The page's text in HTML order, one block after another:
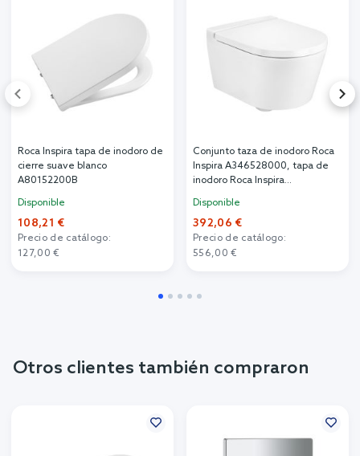
Roca Inspira tapa de inodoro de
cierre suave blanco
A80152200B
Disponible
108,21 €
Precio de catálogo:
127,00 €
Conjunto taza de inodoro Roca
Inspira A346528000, tapa de
inodoro Roca Inspira
Disponible
392,06 €
Precio de catálogo:
556,00 €
Otros clientes también compraron